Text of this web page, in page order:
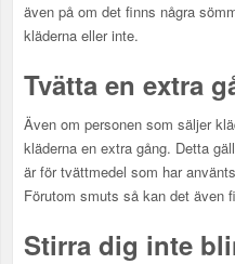
även på om det finns några
kläderna eller inte.
Tvätta en extra
Även om personen som säljer
kläderna en extra gång. Detta
är för tvättmedel som har
Förutom smuts så kan det även
Stirra dig inte